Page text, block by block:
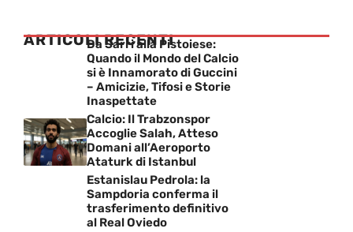
ARTICOLI RECENTI
Da Sarri alla Pistoiese:
Quando il Mondo del Calcio
si è Innamorato di Guccini
– Amicizie, Tifosi e Storie
Inaspettate
Calcio: Il Trabzonspor
Accoglie Salah, Atteso
Domani all’Aeroporto
Ataturk di Istanbul
Estanislau Pedrola: la
Sampdoria conferma il
trasferimento definitivo
al Real Oviedo